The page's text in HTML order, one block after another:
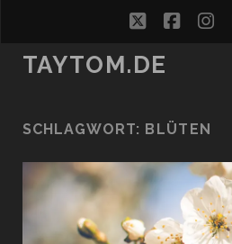
twitter
TAYTOM.DE
SCHLAGWORT: BLÜTEN